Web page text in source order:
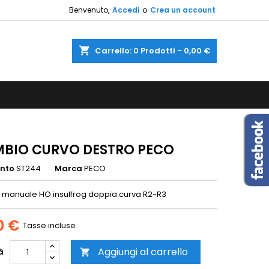
Benvenuto, Accedi o Crea un account
shopping_cart Carrello: 0 Prodotti - 0,00 €
CURVO DESTRO PECO
ST244 Marca PECO
HO insulfrog doppia curva R2-R3
€ Tasse incluse
 Aggiungi al carrello